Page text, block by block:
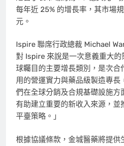
每年近 25% 的增長率，其市場
元。
Ispire 聯席行政總裁 Michael
對 Ispire 來說是一次意義重大
球矚目的主要增長類別，是次合
用的營運實力與藥品級製造專
們在全球分銷及合規基礎設施方
有助建立重要的新收入來源，並
平臺策略。」
根據協議條款，金城醫藥將提供